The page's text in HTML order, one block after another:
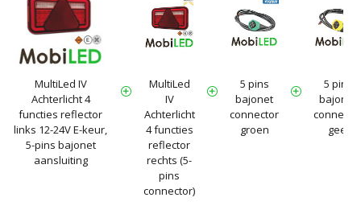
MultiLed IV
Achterlicht 4
functies reflector
links 12-24V E-keur,
5-pins bajonet
aansluiting
MultiLed
IV
Achterlicht
4 functies
reflector
rechts (5-
pins
connector)
5 pins
bajonet
connector
groen
5 pins
bajonet
geel